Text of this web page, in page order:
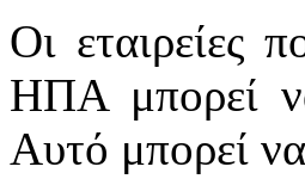
Οι εταιρείες
ΗΠΑ μπορεί
Αυτό μπορεί